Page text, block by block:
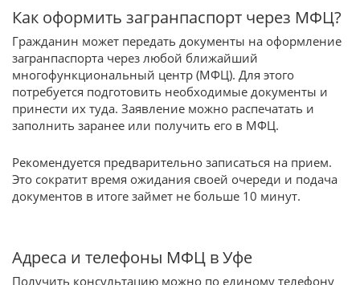
Как оформить загранпаспорт через МФЦ?
Гражданин может передать документы на оформление
загранпаспорта через любой ближайший
многофункциональный центр (МФЦ). Для этого
потребуется подготовить необходимые документы и
принести их туда. Заявление можно распечатать и
заполнить заранее или получить его в МФЦ.
Рекомендуется предварительно записаться на прием.
Это сократит время ожидания своей очереди и подача
документов в итоге займет не больше 10 минут.
Адреса и телефоны МФЦ в Уфе
Получить консультацию можно по единому телефону